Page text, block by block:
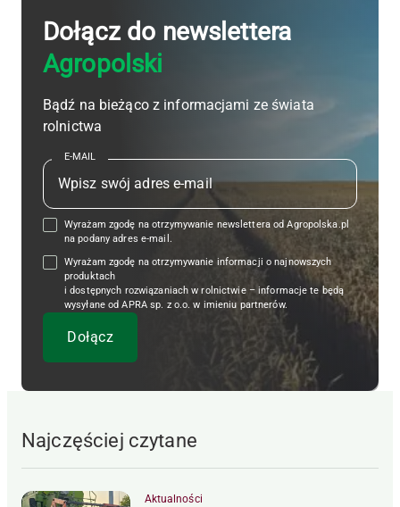
Dołącz do newslettera
Agropolski
Bądź na bieżąco z informacjami ze świata
rolnictwa
E-MAIL
Wyrażam zgodę na otrzymywanie newslettera od Agropolska.pl
na podany adres e-mail.
Wyrażam zgodę na otrzymywanie informacji o najnowszych
produktach
i dostępnych rozwiązaniach w rolnictwie – informacje te będą
wysyłane od APRA sp. z o.o. w imieniu partnerów.
Najczęściej czytane
Aktualności